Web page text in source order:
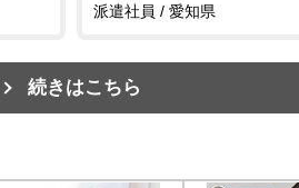
派遣社員 / 愛知県
続きはこちら